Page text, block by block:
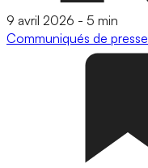
9 avril 2026 - 5 min
Communiqués de presse